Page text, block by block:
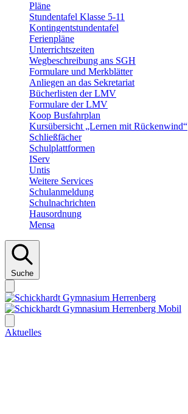
Pläne
Stundentafel Klasse 5-11
Kontingentstundentafel
Ferienpläne
Unterrichtszeiten
Wegbeschreibung ans SGH
Formulare und Merkblätter
Anliegen an das Sekretariat
Bücherlisten der LMV
Formulare der LMV
Koop Busfahrplan
Kursübersicht „Lernen mit Rückenwind“
Schließfächer
Schulplattformen
IServ
Untis
Weitere Services
Schulanmeldung
Schulnachrichten
Hausordnung
Mensa
Suche
Aktuelles